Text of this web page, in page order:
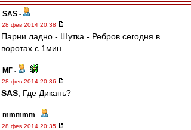
SAS -
28 фев 2014 20:38
Парни ладно - Шутка - Ребров сегодня в
воротах с 1мин.
МГ -
28 фев 2014 20:36
SAS , Где Дикань?
mmmmm -
28 фев 2014 20:35